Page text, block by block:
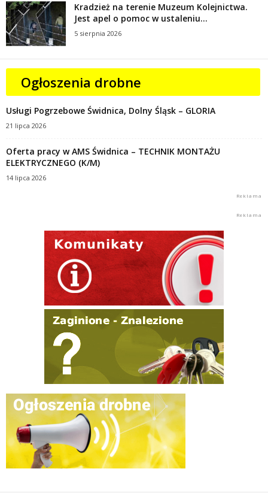
Kradzież na terenie Muzeum Kolejnictwa.
Jest apel o pomoc w ustaleniu...
5 sierpnia 2026
Ogłoszenia drobne
Usługi Pogrzebowe Świdnica, Dolny Śląsk – GLORIA
21 lipca 2026
Oferta pracy w AMS Świdnica – TECHNIK MONTAŻU
ELEKTRYCZNEGO (K/M)
14 lipca 2026